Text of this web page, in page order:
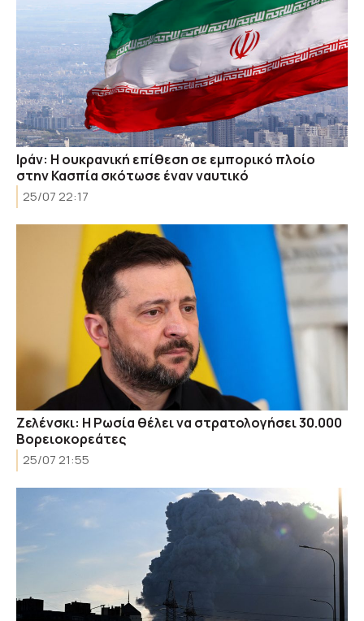
Ιράν: Η ουκρανική επίθεση σε εμπορικό πλοίο
στην Κασπία σκότωσε έναν ναυτικό
25/07 22:17
Ζελένσκι: Η Ρωσία θέλει να στρατολογήσει 30.000
Βορειοκορεάτες
25/07 21:55